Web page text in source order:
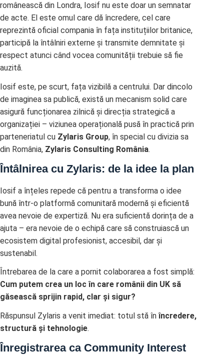
românească din Londra, Iosif nu este doar un semnatar
de acte. El este omul care dă încredere, cel care
reprezintă oficial compania în fața instituțiilor britanice,
participă la întâlniri externe și transmite demnitate și
respect atunci când vocea comunității trebuie să fie
auzită.
Iosif este, pe scurt, fața vizibilă a centrului. Dar dincolo
de imaginea sa publică, există un mecanism solid care
asigură funcționarea zilnică și direcția strategică a
organizației – viziunea operațională pusă în practică prin
parteneriatul cu Zylaris Group, în special cu divizia sa
din România, Zylaris Consulting România.
Întâlnirea cu Zylaris: de la idee la plan
Iosif a înțeles repede că pentru a transforma o idee
bună într-o platformă comunitară modernă și eficientă
avea nevoie de expertiză. Nu era suficientă dorința de a
ajuta – era nevoie de o echipă care să construiască un
ecosistem digital profesionist, accesibil, dar și
sustenabil.
Întrebarea de la care a pornit colaborarea a fost simplă:
Cum putem crea un loc în care românii din UK să
găsească sprijin rapid, clar și sigur?
Răspunsul Zylaris a venit imediat: totul stă înîncredere,
structură și tehnologie.
Înregistrarea ca Community Interest